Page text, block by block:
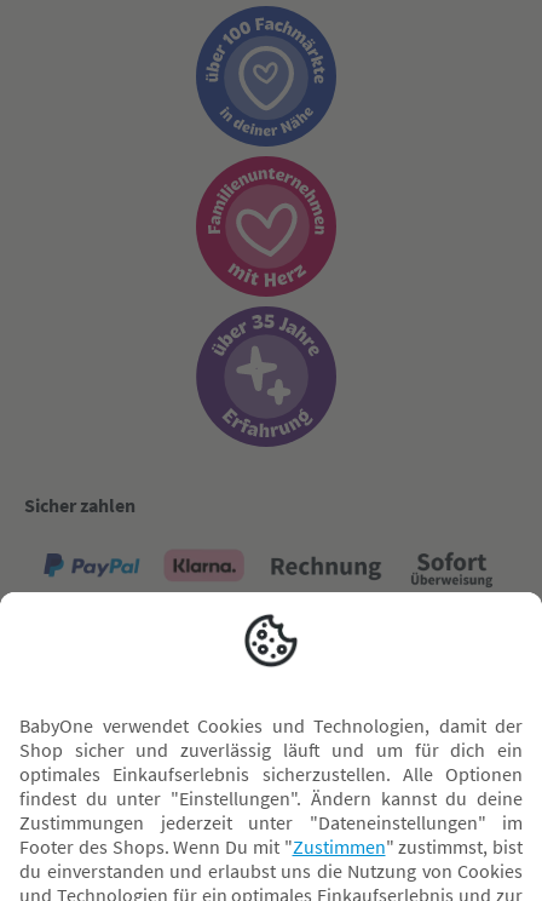
Sicher zahlen
* Alle Preise inkl. MwSt. und ggf. zzgl.Versandkosten. Der dargestellte Preis gilt -